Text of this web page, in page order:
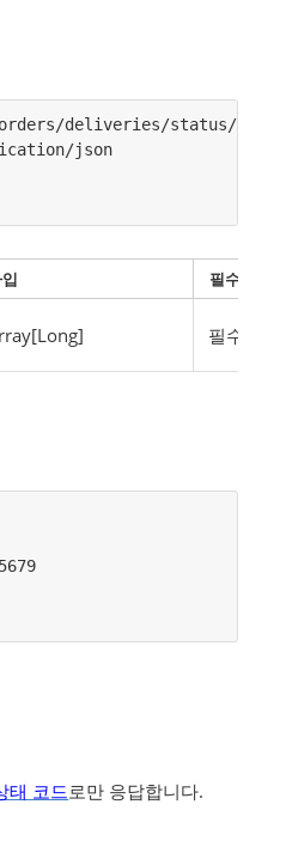
orders/deliveries/status/
json
필수여부
필수
태 코드로만 응답합니다.